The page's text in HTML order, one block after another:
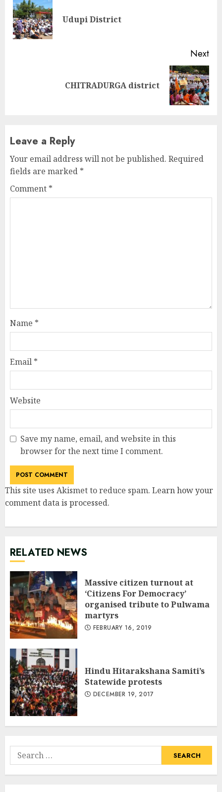
Reading Udupi District
Next
CHITRADURGA district
Leave a Reply
Your email address will not be published. Required
fields are marked *
Comment *
Name *
Email *
Website
Save my name, email, and website in this
browser for the next time I comment.
This site uses Akismet to reduce spam. Learn how your
comment data is processed.
RELATED NEWS
Massive citizen turnout at
‘Citizens For Democracy’
organised tribute to Pulwama
martyrs
FEBRUARY 16, 2019
Hindu Hitarakshana Samiti’s
Statewide protests
DECEMBER 19, 2017
Search
for: